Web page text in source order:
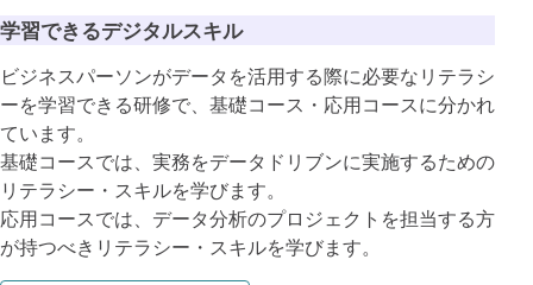
学習できるデジタルスキル
ビジネスパーソンがデータを活用する際に必要なリテラシ
ーを学習できる研修で、基礎コース・応用コースに分かれ
ています。
基礎コースでは、実務をデータドリブンに実施するための
リテラシー・スキルを学びます。
応用コースでは、データ分析のプロジェクトを担当する方
が持つべきリテラシー・スキルを学びます。